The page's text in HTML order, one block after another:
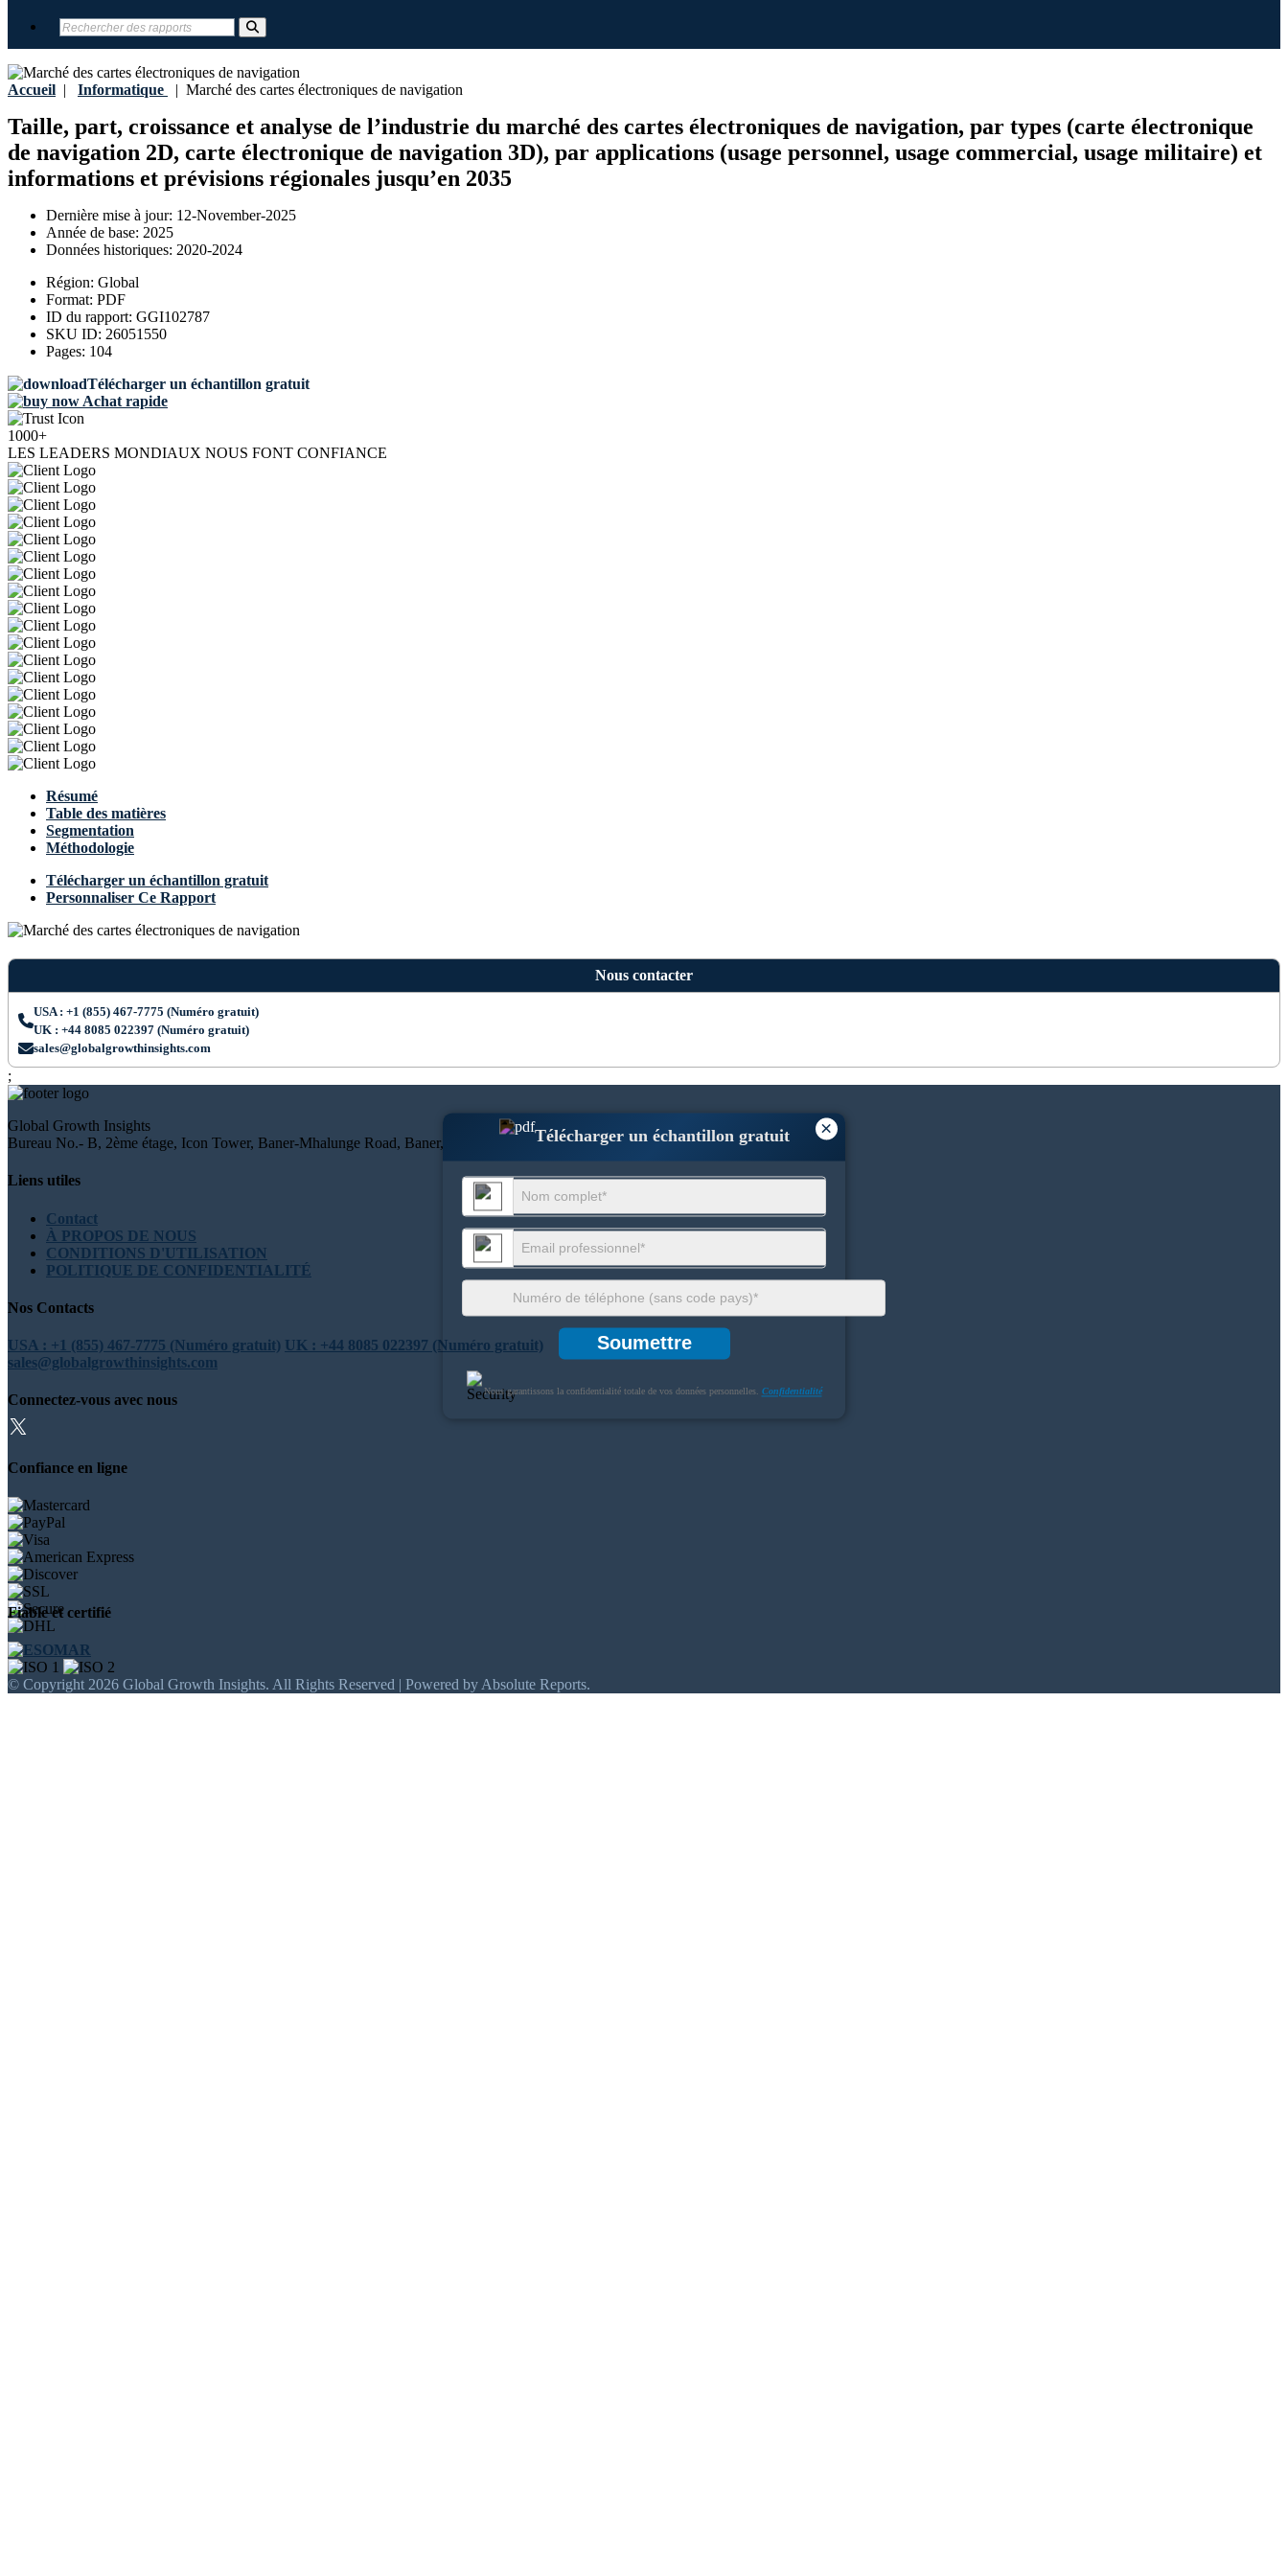
Accueil | Informatique | Marché des cartes électroniques de navigation
Taille, part, croissance et analyse de l’industrie du marché des cartes électroniques de navigation, par types (carte électronique
de navigation 2D, carte électronique de navigation 3D), par applications (usage personnel, usage commercial, usage militaire) et
informations et prévisions régionales jusqu’en 2035
Dernière mise à jour: 12-November-2025
Année de base: 2025
Données historiques: 2020-2024
Région: Global
Format: PDF
ID du rapport: GGI102787
SKU ID: 26051550
Pages: 104
Télécharger un échantillon gratuit
Achat rapide
1000+
LES LEADERS MONDIAUX NOUS FONT CONFIANCE
×
Télécharger un échantillon gratuit
Soumettre
Nous garantissons la confidentialité totale de vos données personnelles. Confidentialité
Résumé
Table des matières
Segmentation
Méthodologie
Télécharger un échantillon gratuit
Personnaliser Ce Rapport
Nous contacter
USA : +1 (855) 467-7775 (Numéro gratuit)
UK : +44 8085 022397 (Numéro gratuit)
sales@globalgrowthinsights.com
;
Global Growth Insights
Bureau No.- B, 2ème étage, Icon Tower, Baner-Mhalunge Road, Baner, Pune 411045, Maharashtra, Inde.
Liens utiles
Contact
À PROPOS DE NOUS
CONDITIONS D'UTILISATION
POLITIQUE DE CONFIDENTIALITÉ
Nos Contacts
USA : +1 (855) 467-7775 (Numéro gratuit) UK : +44 8085 022397 (Numéro gratuit)
sales@globalgrowthinsights.com
Connectez-vous avec nous
Confiance en ligne
Fiable et certifié
© Copyright 2026 Global Growth Insights. All Rights Reserved | Powered by Absolute Reports.